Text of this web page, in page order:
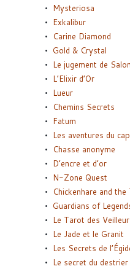
Mysteriosa
Exkalibur
Carine Diamond
Gold & Crystal
Le jugement de
L’Elixir d’Or
Lueur
Chemins Secrets
Fatum
Les aventures du
Chasse anonyme
D’encre et d’or
N-Zone Quest
Chickenhare and
Guardians of
Le Tarot des
Le Jade et le Granit
Les Secrets de
Le secret du destrier